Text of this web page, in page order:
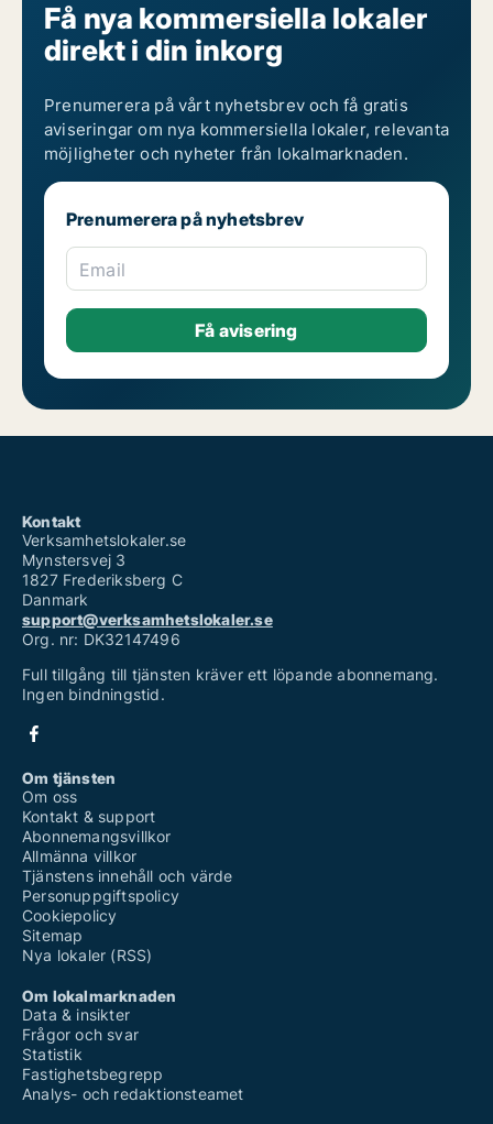
Få nya kommersiella lokaler
direkt i din inkorg
Prenumerera på vårt nyhetsbrev och få gratis
aviseringar om nya kommersiella lokaler, relevanta
möjligheter och nyheter från lokalmarknaden.
Prenumerera på nyhetsbrev
Email
Kontakt
Verksamhetslokaler.se
Mynstersvej 3
1827 Frederiksberg C
Danmark
support@verksamhetslokaler.se
Org. nr: DK32147496
Full tillgång till tjänsten kräver ett löpande abonnemang.
Ingen bindningstid.
Om tjänsten
Om oss
Kontakt & support
Abonnemangsvillkor
Allmänna villkor
Tjänstens innehåll och värde
Personuppgiftspolicy
Cookiepolicy
Sitemap
Nya lokaler (RSS)
Om lokalmarknaden
Data & insikter
Frågor och svar
Statistik
Fastighetsbegrepp
Analys- och redaktionsteamet